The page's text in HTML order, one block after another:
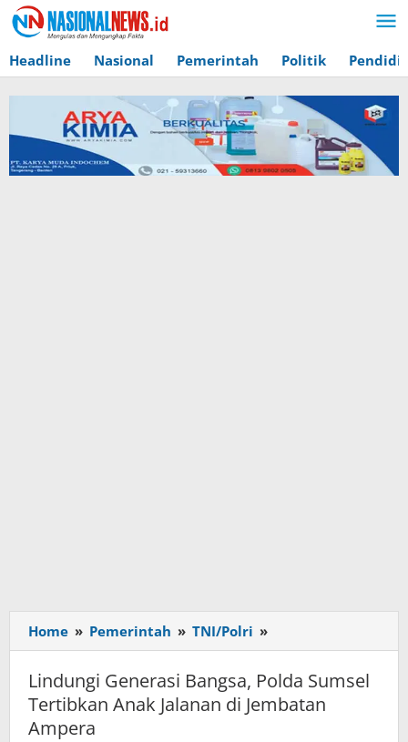
Lewati
ke
konten
Headline Nasional Pemerintah Politik
Home » Pemerintah » TNI/Polri »
Generasi
Bangsa,
Polda
Sumsel
Lindungi Generasi Bangsa, Polda Sumsel
Tertibkan Anak Jalanan di Jembatan
Ampera